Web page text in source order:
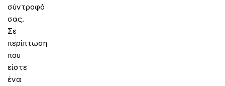
σύντροφό
σας.
Σε
περίπτωση
που
είστε
ένα